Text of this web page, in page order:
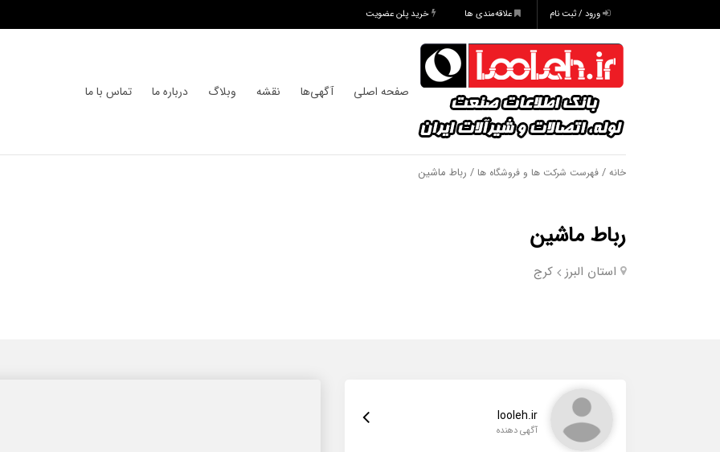
ورود / ثبت نام علاقه‌مندی ها خرید پلن عضویت
صفحه اصلی آگهی‌ها نقشه وبلاگ درباره ما تماس با ما
خانه / فهرست شرکت ها و فروشگاه ها / رباط ماشین
رباط ماشین
استان البرز کرج
looleh.ir
آگهی دهنده